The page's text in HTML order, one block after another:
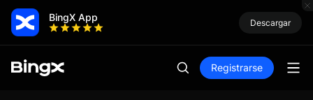
BingX App Descargar
Registrarse